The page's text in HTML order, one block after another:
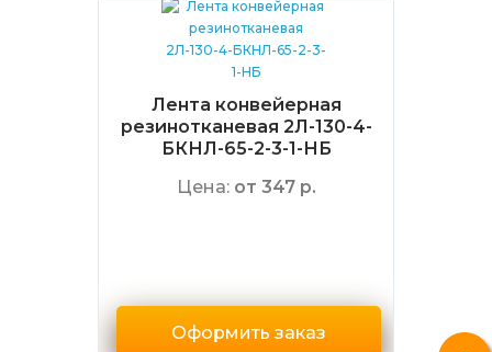
Лента конвейерная
резинотканевая 2Л-130-4-
БКНЛ-65-2-3-1-НБ
Цена: от 347 р.
Оформить заказ